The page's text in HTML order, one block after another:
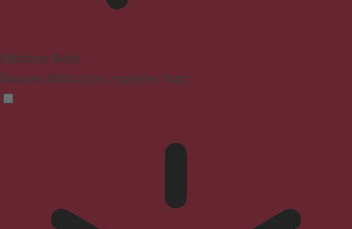
Blindness Mode
Reduces distractions, improves focus